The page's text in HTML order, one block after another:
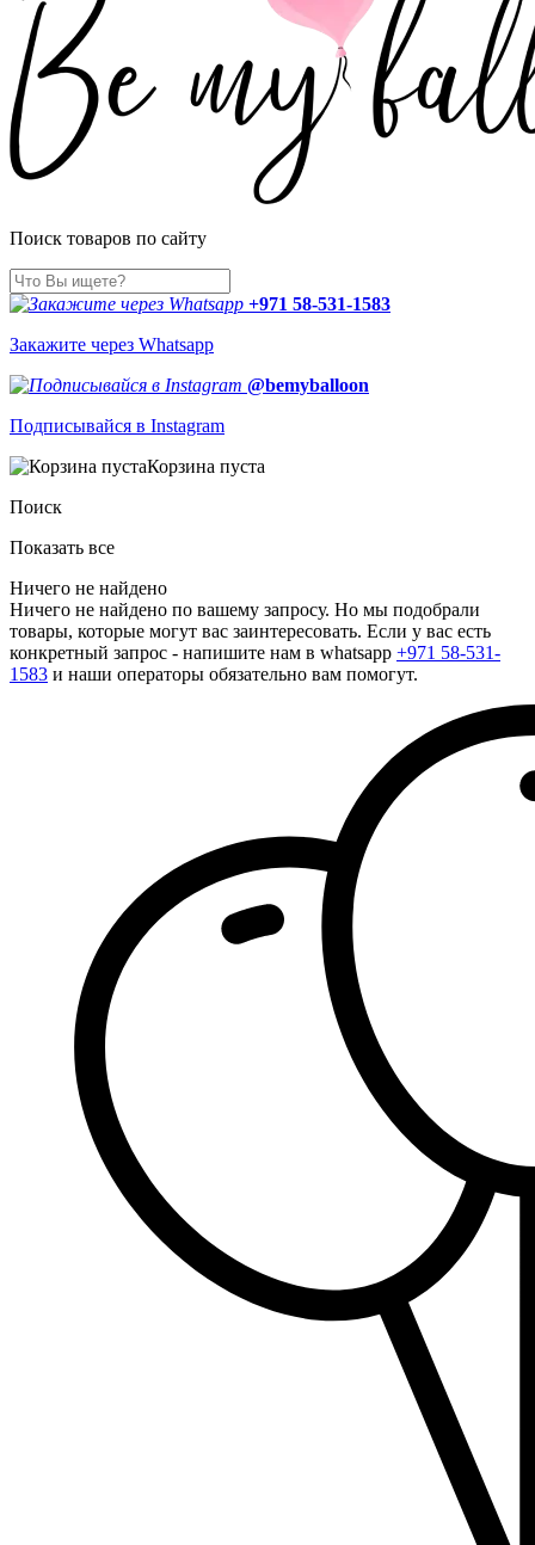
Поиск товаров по сайту
+971 58-531-1583
Закажите через Whatsapp
@bemyballoon
Подписывайся в Instagram
Корзина пуста
Поиск
Показать все
Ничего не найдено
Ничего не найдено по вашему запросу. Но мы подобрали
товары, которые могут вас заинтересовать. Если у вас есть
конкретный запрос - напишите нам в whatsapp +971 58-531-
1583 и наши операторы обязательно вам помогут.